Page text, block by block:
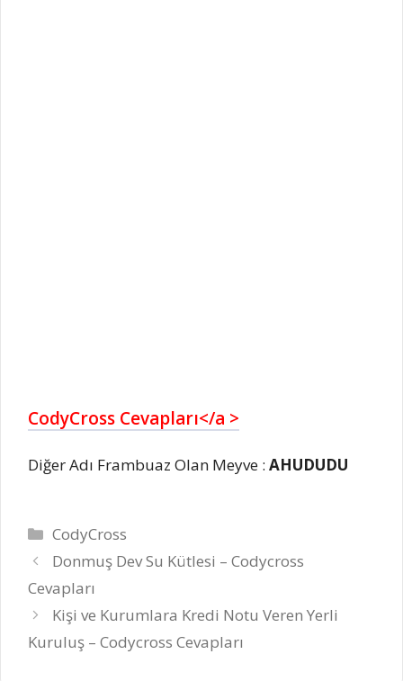
CodyCross Cevapları</a >
Diğer Adı Frambuaz Olan Meyve : AHUDUDU
Kategoriler
CodyCross
Donmuş Dev Su Kütlesi – Codycross
Cevapları
Kişi ve Kurumlara Kredi Notu Veren Yerli
Kuruluş – Codycross Cevapları